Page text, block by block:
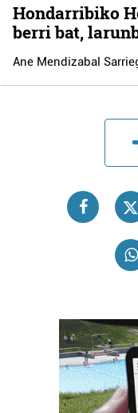
Hondarribiko
berri bat,
Ane Mendizabal